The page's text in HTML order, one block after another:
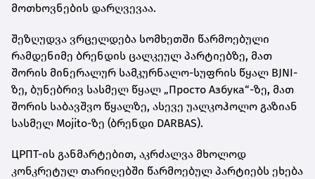
მოთხოვნების დარღვევაა.
შეზღუდვა ვრცელდება სომხეთში წარმოებული
რამდენიმე ბრენდის ცალკეულ პარტიებზე, მათ
შორის მინერალურ სამკურნალო-სუფრის წყალ BJNI-
ზე, ბუნებრივ სასმელ წყალ „Просто Азбука“-ზე, მათ
შორის საბავშვო წყალზე, ასევე უალკოჰოლო გაზიან
სასმელ Mojito-ზე (ბრენდი DARBAS).
ЦРПТ-ის განმარტებით, აკრძალვა მხოლოდ
კონკრეტულ თარიღებში წარმოებულ პარტიებს ეხება